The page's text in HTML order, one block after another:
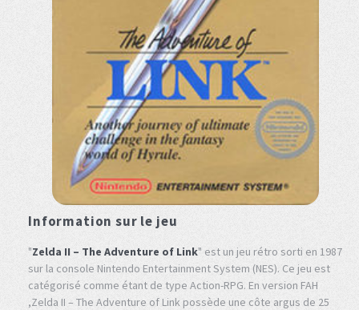
Information sur le jeu
"Zelda II – The Adventure of Link" est un jeu rétro sorti en 1987
sur la console Nintendo Entertainment System (NES). Ce jeu est
catégorisé comme étant de type Action-RPG. En version FAH
,Zelda II – The Adventure of Link possède une côte argus de 25